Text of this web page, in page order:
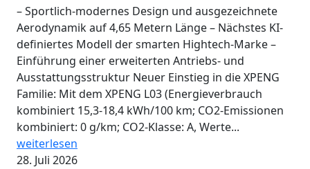
– Sportlich-modernes Design und ausgezeichnete
Aerodynamik auf 4,65 Metern Länge – Nächstes KI-
definiertes Modell der smarten Hightech-Marke –
Einführung einer erweiterten Antriebs- und
Ausstattungsstruktur Neuer Einstieg in die XPENG
Familie: Mit dem XPENG L03 (Energieverbrauch
kombiniert 15,3-18,4 kWh/100 km; CO2-Emissionen
kombiniert: 0 g/km; CO2-Klasse: A, Werte...
weiterlesen
28. Juli 2026